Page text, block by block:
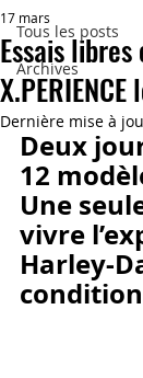
Tous les posts
Archives
Essais libres
17 mars
Dernière mise à
Deux
12
Une
vivre
Harley-